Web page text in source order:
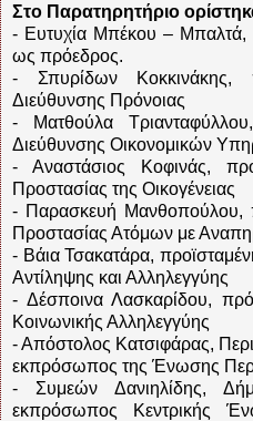
Στο Παρατηρητήριο
- Ευτυχία Μπέκου – Μπαλτά,
ως πρόεδρος.
- Σπυρίδων Κοκκινάκης,
Διεύθυνσης Πρόνοιας
- Ματθούλα
Διεύθυνσης Οικονομικών
- Αναστάσιος Κοφινάς,
Προστασίας της Οικογένειας
- Παρασκευή Μανθοπούλου,
Προστασίας Ατόμων με
- Βάια Τσακατάρα,
Αντίληψης και Αλληλεγγύης
- Δέσποινα Λασκαρίδου,
Κοινωνικής Αλληλεγγύης
- Απόστολος Κατσιφάρας,
εκπρόσωπος της Ένωσης
- Συμεών Δανιηλίδης,
εκπρόσωπος Κεντρικής